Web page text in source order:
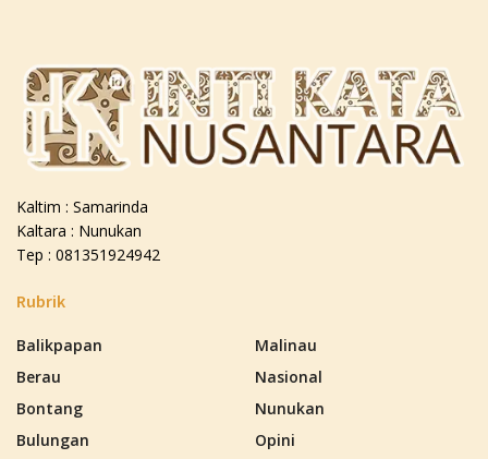
Kaltim : Samarinda
Kaltara : Nunukan
Tep : 081351924942
Rubrik
Balikpapan
Berau
Bontang
Bulungan
Malinau
Nasional
Nunukan
Opini